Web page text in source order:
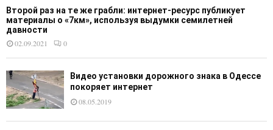
Второй раз на те же грабли: интернет-ресурс публикует
материалы о «7км», используя выдумки семилетней
давности
02.09.2021
0
Видео установки дорожного знака в Одессе
покоряет интернет
08.05.2019